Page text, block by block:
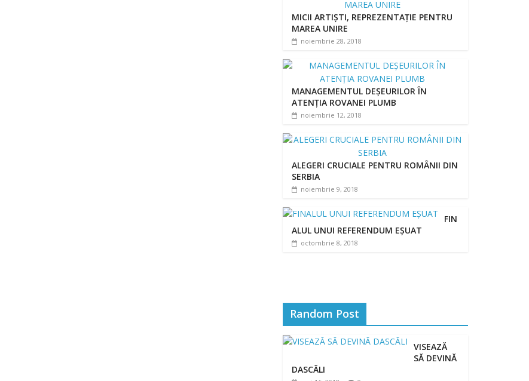
MICII ARTIȘTI, REPREZENTAȚIE PENTRU
MAREA UNIRE
noiembrie 28, 2018
MANAGEMENTUL DEȘEURILOR ÎN
ATENȚIA ROVANEI PLUMB
noiembrie 12, 2018
ALEGERI CRUCIALE PENTRU ROMÂNII DIN
SERBIA
noiembrie 9, 2018
FIN
ALUL UNUI REFERENDUM EȘUAT
octombrie 8, 2018
Random Post
VISEAZĂ
SĂ DEVINĂ
DASCĂLI